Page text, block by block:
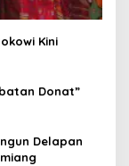
Kini
Donat”
Delapan